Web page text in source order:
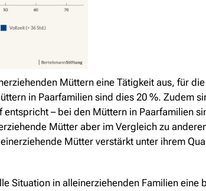
Müttern eine Tätigkeit aus, für
in Paarfamilien sind dies 20 %. Zudem
– bei den Müttern in Paarfamilien
Mütter aber im Vergleich zu
Mütter verstärkt unter ihrem
Situation in alleinerziehenden Familien